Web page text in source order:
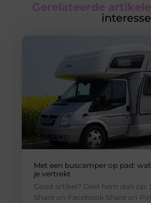
Gerelateerde
Met een buscamper op pad:
je vertrekt
Goed artikel? Deel hem dan op:
Share on Facebook Share on